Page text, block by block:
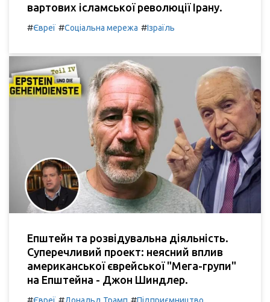
вартових ісламської революції Ірану.
#Євреї #Соціальна мережа #Ізраїль
Епштейн та розвідувальна діяльність.
Суперечливий проект: неясний вплив
американської єврейської "Мега-групи"
на Епштейна - Джон Шиндлер.